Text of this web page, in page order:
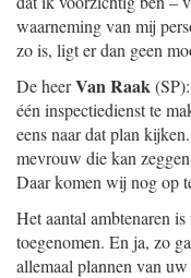
waarneming van mij
zo is, ligt er dan geen
De heerVan Raak
één inspectiedienst te
eens naar dat plan
mevrouw die kan
Daar komen wij nog op
Het aantal ambtenaren
toegenomen. En ja, zo
allemaal plannen van